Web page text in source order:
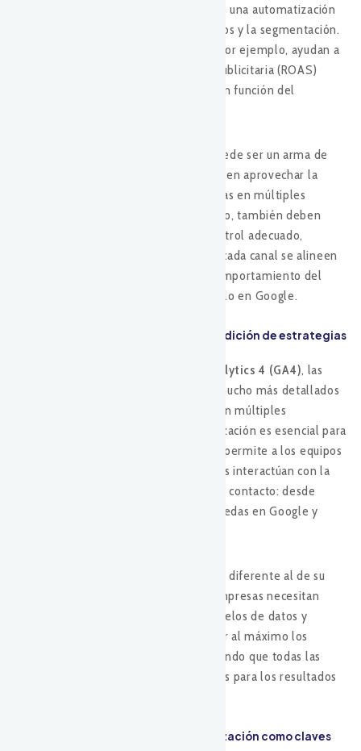
su ecosistema publicitario, permitiendo una automatización
más avanzada en la creación de anuncios y la segmentación.
Las actualizaciones en Smart Bidding, por ejemplo, ayudan a
maximizar el retorno de la inversión publicitaria (ROAS)
ajustando las pujas automáticamente en función del
Para una estrategia multicanal, esto puede ser un arma de
doble filo. Por un lado, las marcas pueden aprovechar la
automatización para gestionar campañas en múltiples
canales sin perder eficacia. Sin embargo, también deben
equilibrar la automatización con un control adecuado,
asegurándose de que los mensajes en cada canal se alineen
correctamente con la intención y el comportamiento del
usuario en todas las plataformas, no solo en Google.
4. El rol de google analytics 4 en la medición de estrategias
Google Analytics 4 (GA4), las
empresas han ganado acceso a datos mucho más detallados
sobre el comportamiento del usuario en múltiples
dispositivos y plataformas. Esta actualización es esencial para
cualquier estrategia multicanal, ya que permite a los equipos
de marketing rastrear cómo los usuarios interactúan con la
marca a través de diferentes puntos de contacto: desde
anuncios en redes sociales hasta búsquedas en Google y
Sin embargo, GA4 requiere un enfoque diferente al de su
predecesor, Universal Analytics. Las empresas necesitan
aprender a interpretar sus nuevos modelos de datos y
adaptar sus estrategias para aprovechar al máximo los
informes y análisis predictivos, asegurando que todas las
campañas multicanal estén optimizadas para los resultados
5. Conclusión: Adaptación y sincronización como claves